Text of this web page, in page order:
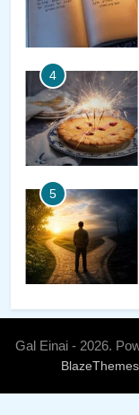
4
5
6
Gal Einai - 2026.
BlazeThemes